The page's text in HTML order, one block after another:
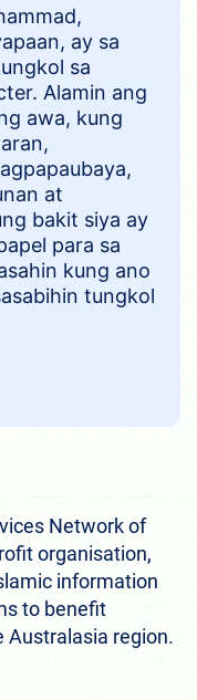
ay sa
sa
Alamin ang
awa, kung
at
bakit siya ay
para sa
kung ano
tungkol
Network of
organisation,
information
to benefit
Australasia region.